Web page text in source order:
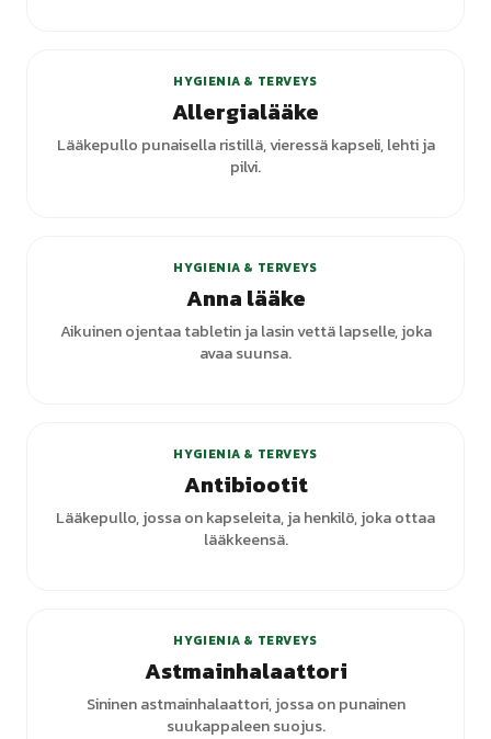
HYGIENIA & TERVEYS
Allergialääke
Lääkepullo punaisella ristillä, vieressä kapseli, lehti ja
pilvi.
HYGIENIA & TERVEYS
Anna lääke
Aikuinen ojentaa tabletin ja lasin vettä lapselle, joka
avaa suunsa.
HYGIENIA & TERVEYS
Antibiootit
Lääkepullo, jossa on kapseleita, ja henkilö, joka ottaa
lääkkeensä.
HYGIENIA & TERVEYS
Astmainhalaattori
Sininen astmainhalaattori, jossa on punainen
suukappaleen suojus.